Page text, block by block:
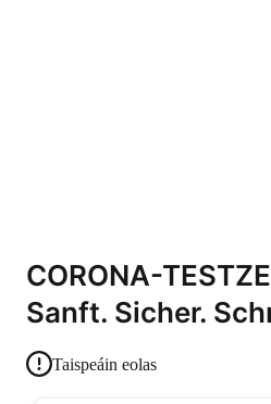
CORONA-
Sanft. Sicher.
Taispeáin eolas